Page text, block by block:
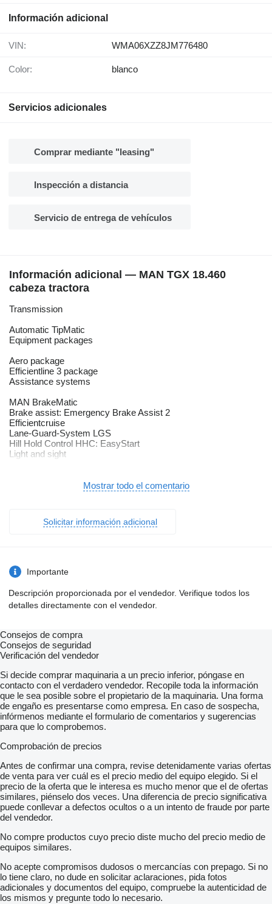
Información adicional
VIN: WMA06XZZ8JM776480
Color: blanco
Servicios adicionales
Comprar mediante "leasing"
Inspección a distancia
Servicio de entrega de vehículos
Información adicional — MAN TGX 18.460
cabeza tractora
Transmission
Automatic TipMatic
Equipment packages
Aero package
Efficientline 3 package
Assistance systems
MAN BrakeMatic
Brake assist: Emergency Brake Assist 2
Efficientcruise
Lane-Guard-System LGS
Hill Hold Control HHC: EasyStart
Light and sight
Audio & communication
Leaf air suspension
Fifth wheel: JOST JSK 42MK162-Z9J
mit Sattelplatte
Low noise: GerÃ€uschmaÃnahme 80 dB (92/97EWG)
Rear differential lock
Axle load indicator
Working lights
Spare wheel carrier
1x15 pin plug
Speed limiter: elektronisch 85 km/h + 1km/h Toleranz
Safety
Retarder
Electr. Stability Programm ESP
Anti Slip Regulation ASR
Antilock Braking System ABS
Electr. and heated kerb mirror: rechts
Electr./heated wide angle mirror
Immobilizer
Rear underrun: vorn
Preperation Telematics system
Interior
Multifunctional steering wheel
Board computer
Aluminum inlays: gebÃŒrstet
Carpet floor covering: auf Motortunnel
Comfort
Mostrar todo el comentario
Solicitar información adicional
Importante
Descripción proporcionada por el vendedor. Verifique todos los
detalles directamente con el vendedor.
Consejos de compra
Consejos de seguridad
Verificación del vendedor
Si decide comprar maquinaria a un precio inferior, póngase en
contacto con el verdadero vendedor. Recopile toda la información
que le sea posible sobre el propietario de la maquinaria. Una forma
de engaño es presentarse como empresa. En caso de sospecha,
infórmenos mediante el formulario de comentarios y sugerencias
para que lo comprobemos.
Comprobación de precios
Antes de confirmar una compra, revise detenidamente varias ofertas
de venta para ver cuál es el precio medio del equipo elegido. Si el
precio de la oferta que le interesa es mucho menor que el de ofertas
similares, piénselo dos veces. Una diferencia de precio significativa
puede conllevar a defectos ocultos o a un intento de fraude por parte
del vendedor.
No compre productos cuyo precio diste mucho del precio medio de
equipos similares.
No acepte compromisos dudosos o mercancías con prepago. Si no
lo tiene claro, no dude en solicitar aclaraciones, pida fotos
adicionales y documentos del equipo, compruebe la autenticidad de
los mismos y pregunte todo lo necesario.